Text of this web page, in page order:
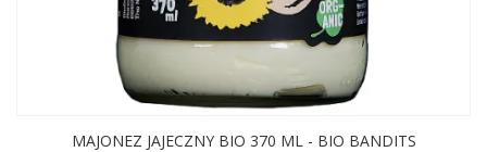
MAJONEZ JAJECZNY BIO 370 ML - BIO BANDITS